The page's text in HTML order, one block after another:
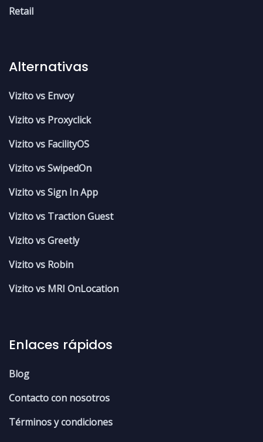
Retail
Alternativas
Vizito vs Envoy
Vizito vs Proxyclick
Vizito vs FacilityOS
Vizito vs SwipedOn
Vizito vs Sign In App
Vizito vs Traction Guest
Vizito vs Greetly
Vizito vs Robin
Vizito vs MRI OnLocation
Enlaces rápidos
Blog
Contacto con nosotros
Términos y condiciones